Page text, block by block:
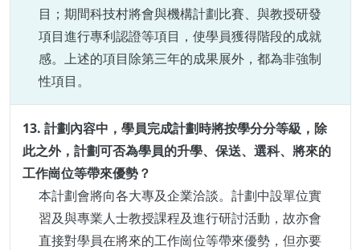
目；期間科技村將會與機構計劃比賽、與教授研發
項目進行專利認證等項目，使學員獲得階段的成就
感。上述的項目除第三年的成果展外， 都為非強制
性項目。
13. 計劃內容中，學員完成計劃時將按學分分等級，除
此之外，計劃可否為學員的升學、保送、選科、將來的
工作崗位等帶來優勢？
本計劃會將向各大專及企業洽談。計劃中設單位實
習及與專業人士教授課程及進行研討活動，故亦會
直接對學員在將來的工作崗位等帶來優勢，但亦要